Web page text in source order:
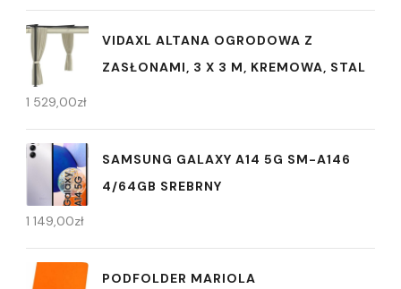
VIDAXL ALTANA OGRODOWA Z
ZASŁONAMI, 3 X 3 M, KREMOWA, STAL
1 529,00zł
SAMSUNG GALAXY A14 5G SM-A146
4/64GB SREBRNY
1 149,00zł
PODFOLDER MARIOLA